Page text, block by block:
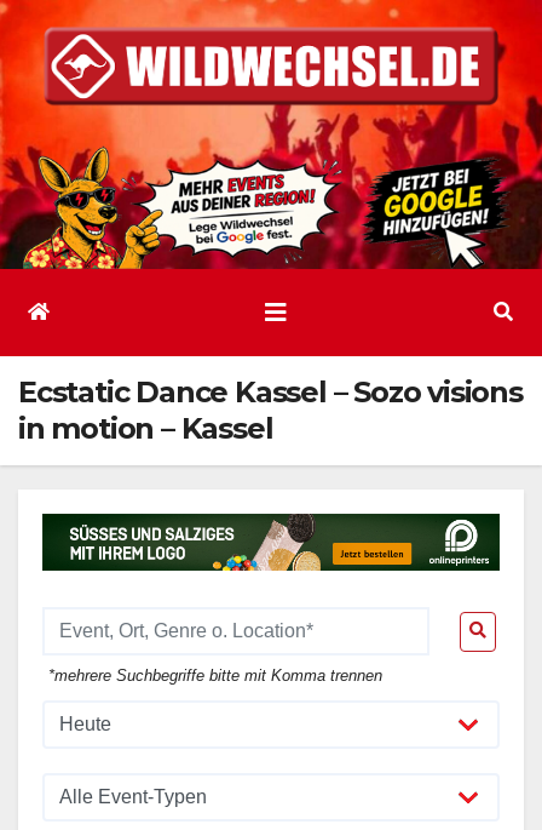
Inhalt
springen
Ecstatic Dance Kassel – Sozo visions
in motion – Kassel
*mehrere Suchbegriffe bitte mit Komma trennen